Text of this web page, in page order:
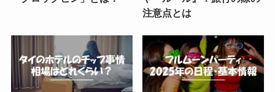
注意点とは